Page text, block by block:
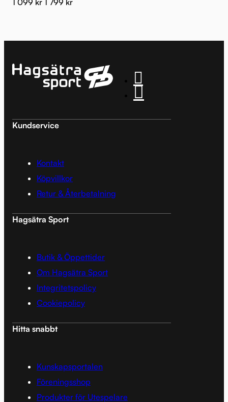
Kundservice
Kontakt
Köpvillkor
Retur & Återbetalning
Hagsätra Sport
Butik & Öppettider
Om Hagsätra Sport
Integritetspolicy
Cookiepolicy
Hitta snabbt
Kunskapsportalen
Föreningsshop
Produkter för Utespelare